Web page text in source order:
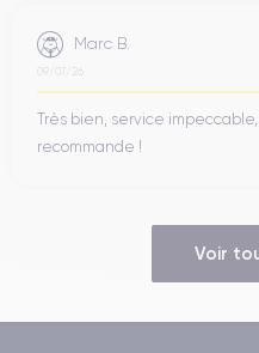
Marc B.
09/07/26
Très bien, service
recommande !
Voir